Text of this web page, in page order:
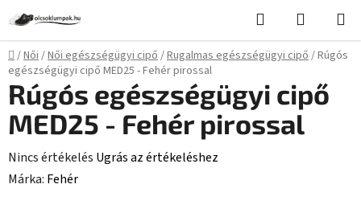
fő
tartalomhoz
Keresés KOSÁR
Kezdőlap
/Női/Női egészségügyi cipő/Rugalmas egészségügyi cipő/Rúgós
egészségügyi cipő MED25 - Fehér pirossal
Rúgós egészségügyi cipő
MED25 - Fehér pirossal
A
termék
Nincs értékelés Ugrás az értékeléshez
Márka: Fehér